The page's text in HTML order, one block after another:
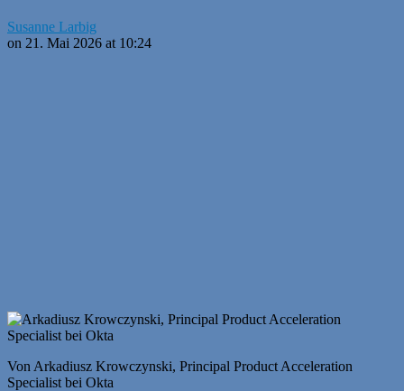
Susanne Larbig
on 21. Mai 2026 at 10:24
Von Arkadiusz Krowczynski, Principal Product Acceleration
Specialist bei Okta